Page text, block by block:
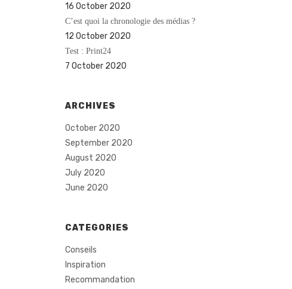
16 October 2020
C’est quoi la chronologie des médias ?
12 October 2020
Test : Print24
7 October 2020
ARCHIVES
October 2020
September 2020
August 2020
July 2020
June 2020
CATEGORIES
Conseils
Inspiration
Recommandation